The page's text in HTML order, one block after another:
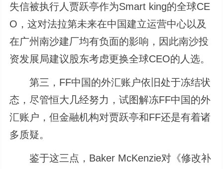
失信被执行人贾跃亭作为Smart king的全球CE
O，这对法拉第未来在中国建立运营中心以及
在广州南沙建厂均有负面的影响，因此南沙投
资发展局建议股东考虑更换全球CEO的人选。
第三，FF中国的外汇账户依旧处于冻结状
态，尽管恒大几经努力，试图解冻FF中国的外
汇账户，但金融机构对贾跃亭和FF还是有着诸
多质疑。
鉴于这三点，Baker McKenzie对《修改补